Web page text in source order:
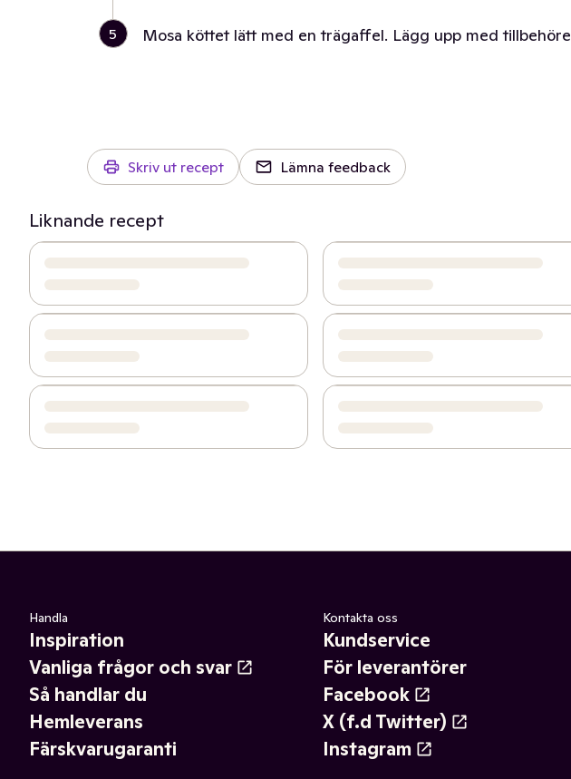
5 Mosa köttet lätt med en trägaffel. Lägg upp med
Skriv ut recept Lämna feedback
Liknande recept
Handla
Inspiration
Vanliga frågor och svar
Så handlar du
Hemleverans
Färskvarugaranti
Kontakta oss
Kundservice
För leverantörer
Facebook
X (f.d Twitter)
Instagram